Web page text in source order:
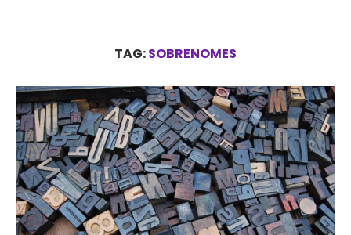
TAG:SOBRENOMES